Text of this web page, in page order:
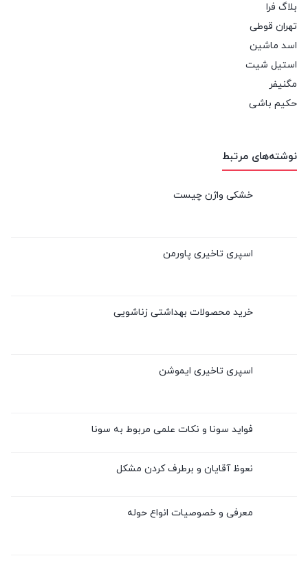
بلاگ فرا
تهران قوطی
اسد ماشین
استیل شیت
مگنیفر
حکیم باشی
نوشته‌های مرتبط
خشکی واژن چیست
اسپری تاخیری پاورمن
خرید محصولات بهداشتی زناشویی
اسپری تاخیری ایموشن
فواید سونا و نکات علمی مربوط به سونا
نعوظ آقایان و برطرف کردن مشکل
معرفی و خصوصیات انواع حوله